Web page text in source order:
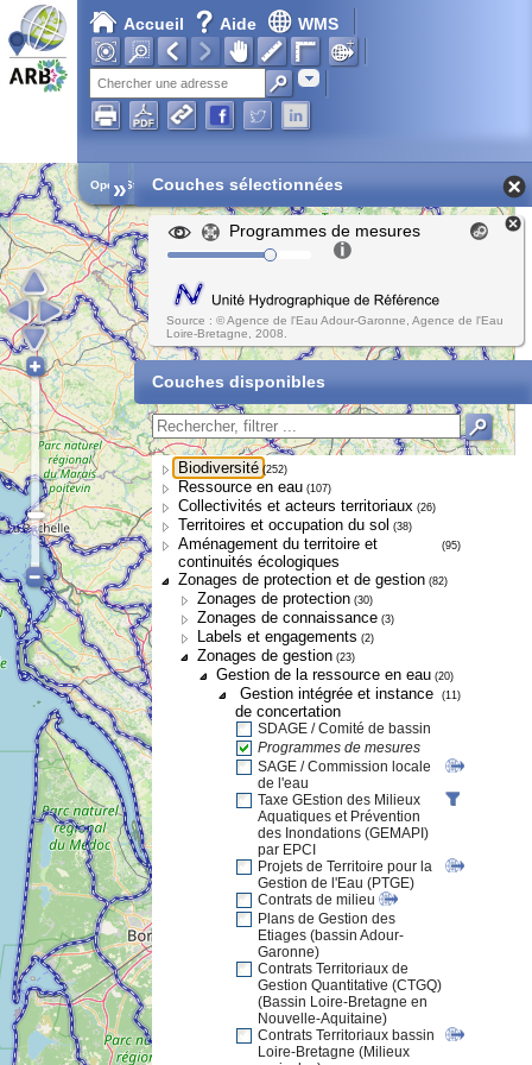
Accueil Aide WMS
Adresse
Chargement en cours...
Open Street Map
» Couches sélectionnées
Programmes de mesures
Source : © Agence de l'Eau Adour-Garonne, Agence de l'Eau
Loire-Bretagne, 2008.
Couches disponibles
Biodiversité (252)
Ressource en eau (107)
Collectivités et acteurs territoriaux (26)
Territoires et occupation du sol (38)
Aménagement du territoire et
continuités écologiques
(95)
Zonages de protection et de gestion (82)
Zonages de protection (30)
Zonages de connaissance (3)
Labels et engagements (2)
Zonages de gestion (23)
Gestion de la ressource en eau (20)
Gestion intégrée et instance
de concertation
(11)
SDAGE / Comité de bassin
Programmes de mesures
SAGE / Commission locale
de l'eau
Taxe GEstion des Milieux
Aquatiques et Prévention
des Inondations (GEMAPI)
par EPCI
Projets de Territoire pour la
Gestion de l'Eau (PTGE)
Contrats de milieu
Plans de Gestion des
Etiages (bassin Adour-
Garonne)
Contrats Territoriaux de
Gestion Quantitative (CTGQ)
(Bassin Loire-Bretagne en
Nouvelle-Aquitaine)
Contrats Territoriaux bassin
Loire-Bretagne (Milieux